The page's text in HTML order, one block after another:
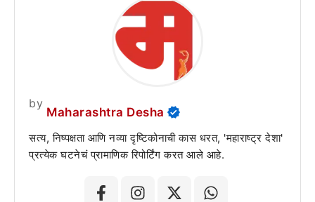
by
Maharashtra Desha
सत्य, निष्पक्षता आणि नव्या दृष्टिकोनाची कास धरत, 'महाराष्ट्र देशा'
प्रत्येक घटनेचं प्रामाणिक रिपोर्टिंग करत आले आहे.